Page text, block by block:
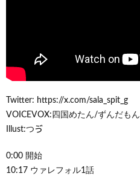
Twitter: https://x.com/sala_spit_g
VOICEVOX:四国めたん/ずんだもん
Illust:つゔ
0:00 開始
10:17 ウァレフォル1話